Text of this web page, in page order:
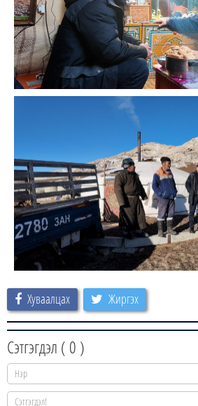
Хуваалцах Жиргэх
Сэтгэгдэл ( 0 )